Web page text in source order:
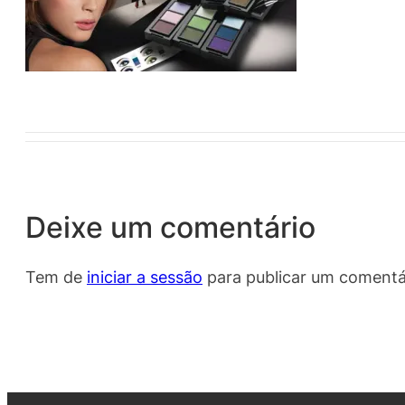
Deixe um comentário
Tem de iniciar a sessão para publicar um